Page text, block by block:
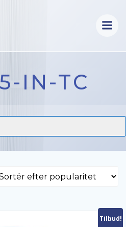
IN-TC
Tilbud!